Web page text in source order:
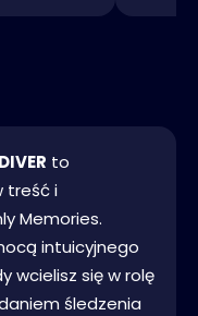
to
treść i
Memories.
intuicyjnego
wcielisz się w rolę
śledzenia